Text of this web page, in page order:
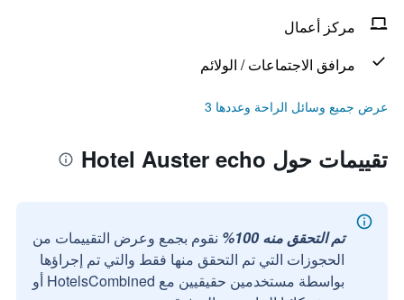
مركز أعمال
مرافق الاجتماعات / الولائم
عرض جميع وسائل الراحة وعددها 3
تقييمات حول Hotel Auster echo
تم التحقق منه 100%
نقوم بجمع وعرض التقييمات من
الحجوزات التي تم التحقق منها فقط والتي تم إجراؤها
بواسطة مستخدمين حقيقيين مع HotelsCombined أو